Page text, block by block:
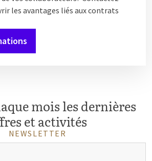
les avantages liés aux contrats
mois les dernières
et activités
NEWSLETTER